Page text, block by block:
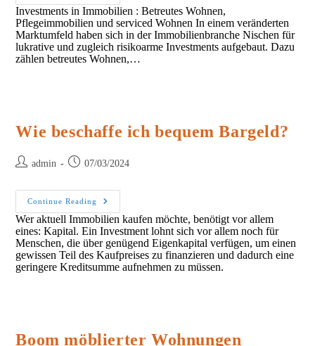
Der
Demographie
Profitieren
Und
Vermögen
Aufbauen!
Investments in Immobilien : Betreutes Wohnen,
Pflegeimmobilien und serviced Wohnen In einem veränderten
Marktumfeld haben sich in der Immobilienbranche Nischen für
lukrative und zugleich risikoarme Investments aufgebaut. Dazu
zählen betreutes Wohnen,…
Wie beschaffe ich bequem Bargeld?
Postadmin
Post07/03/2024
Continue Reading
Wie
Beschaffe
Ich
Bequem
Bargeld?
Wer aktuell Immobilien kaufen möchte, benötigt vor allem
eines: Kapital. Ein Investment lohnt sich vor allem noch für
Menschen, die über genügend Eigenkapital verfügen, um einen
gewissen Teil des Kaufpreises zu finanzieren und dadurch eine
geringere Kreditsumme aufnehmen zu müssen.
Boom möblierter Wohnungen